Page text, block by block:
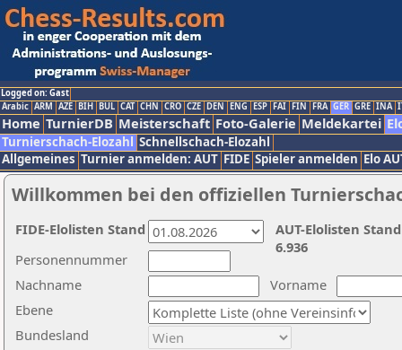
Logged on: Gast
Arabic ARM AZE BIH BUL CAT CHN CRO CZE DEN ENG ESP FAI FIN FRA GER GRE INA
Home TurnierDB Meisterschaft Foto-Galerie Meldekartei
Turnierschach-Elozahl Schnellschach-Elozahl
Allgemeines Turnier anmelden: AUT FIDE Spieler anmelden Elo
Willkommen bei den offiziellen
Nachname
Vorname
Ebene
Personennummer
Bundesland
AUT-Elolisten
6.936
FIDE-Elolisten Stand